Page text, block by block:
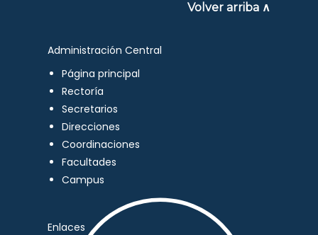
Volver arriba ∧
Administración Central
Página principal
Rectoría
Secretarios
Direcciones
Coordinaciones
Facultades
Campus
Enlaces